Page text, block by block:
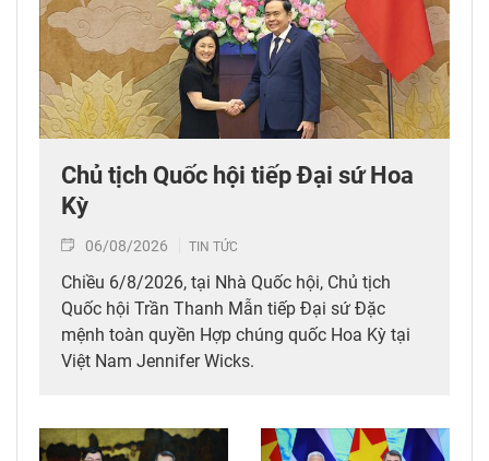
Chủ tịch Quốc hội tiếp Đại sứ Hoa
Kỳ
06/08/2026 TIN TỨC
Chiều 6/8/2026, tại Nhà Quốc hội, Chủ tịch
Quốc hội Trần Thanh Mẫn tiếp Đại sứ Đặc
mệnh toàn quyền Hợp chúng quốc Hoa Kỳ tại
Việt Nam Jennifer Wicks.